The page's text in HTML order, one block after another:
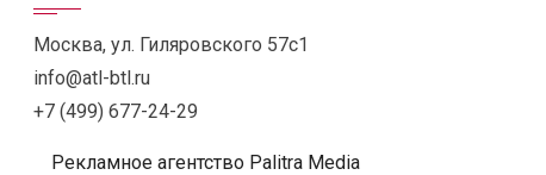
Москва, ул. Гиляровского 57с1
info@atl-btl.ru
+7 (499) 677-24-29
Рекламное агентство Palitra Media